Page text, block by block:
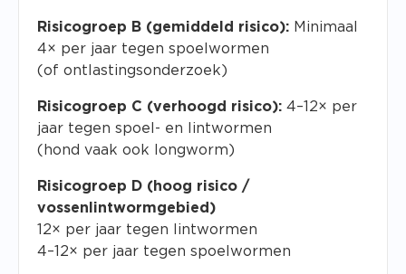
Risicogroep B (gemiddeld risico): Minimaal
4× per jaar tegen spoelwormen
(of ontlastingsonderzoek)
Risicogroep C (verhoogd risico): 4–12× per
jaar tegen spoel- en lintwormen
(hond vaak ook longworm)
Risicogroep D (hoog risico /
vossenlintwormgebied)
12× per jaar tegen lintwormen
4–12× per jaar tegen spoelwormen